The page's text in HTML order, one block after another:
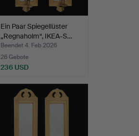
Ein Paar Spiegellüster
„Regnaholm“, IKEA-S…
Beendet 4. Feb 2026
26 Gebote
236 USD